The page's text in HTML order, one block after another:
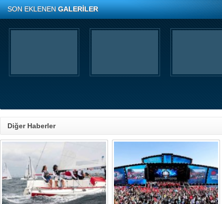
SON EKLENENGALERİLER
Diğer Haberler